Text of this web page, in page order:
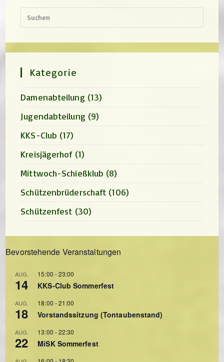
Kategorie
Damenabteilung (13)
Jugendabteilung (9)
KKS-Club (17)
Kreisjägerhof (1)
Mittwoch-Schießklub (8)
Schützenbrüderschaft (106)
Schützenfest (30)
Bevorstehende Veranstaltungen
AUG.
14
15:00 -23:00
KKS-Club Sommerfest
AUG.
18
18:00 -21:00
Vorstandssitzung (Tontaubenstand)
AUG.
22
13:00 -22:30
MiSK Sommerfest